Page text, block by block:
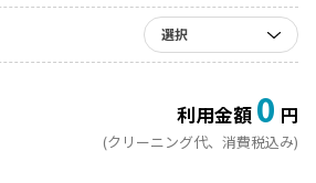
選択
利用金額 0 円
(クリーニング代、消費税込み)